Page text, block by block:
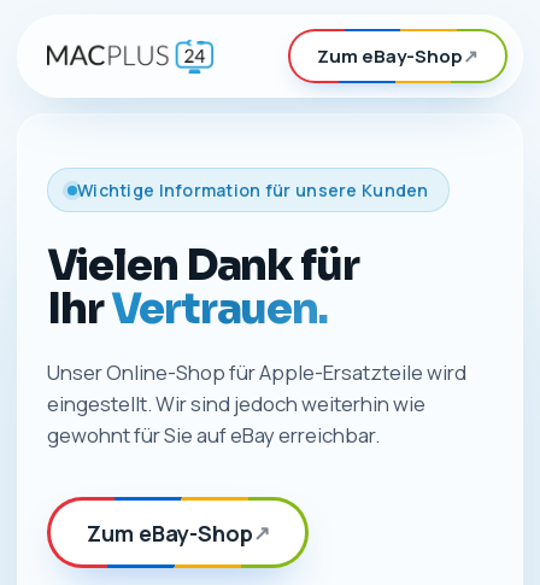
Zum eBay-Shop↗
Wichtige Information für unsere Kunden
Vielen Dank für
IhrVertrauen.
Unser Online-Shop für Apple-Ersatzteile wird
eingestellt. Wir sind jedoch weiterhin wie
gewohnt für Sie auf eBay erreichbar.
Zum eBay-Shop↗